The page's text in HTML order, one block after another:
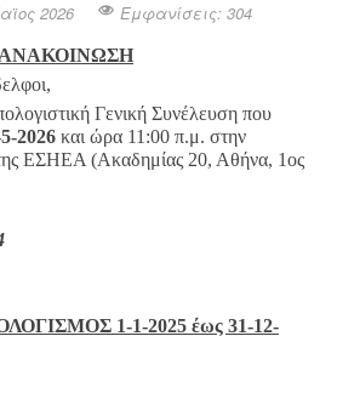
2026 Εμφανίσεις: 304
ΑΝΑΚΟΙΝΩΣΗ
Γενική Συνέλευση που
2026 και ώρα 11:00 π.μ. στην
ΕΣΗΕΑ (Ακαδημίας 20, Αθήνα, 1ος
1-1-2025 έως 31-12-